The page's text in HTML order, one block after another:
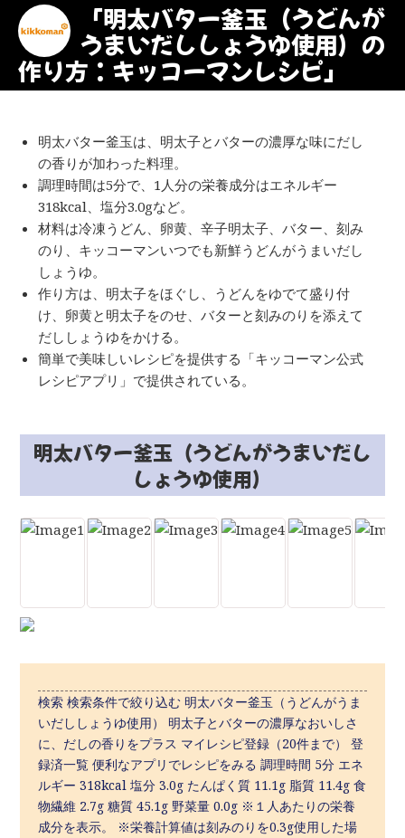
「明太バター釜玉（うどんが
うまいだししょうゆ使用）の
作り方：キッコーマンレシピ」
明太バター釜玉は、明太子とバターの濃厚な味にだし
の香りが加わった料理。
調理時間は5分で、1人分の栄養成分はエネルギー
318kcal、塩分3.0gなど。
材料は冷凍うどん、卵黄、辛子明太子、バター、刻み
のり、キッコーマンいつでも新鮮うどんがうまいだし
しょうゆ。
作り方は、明太子をほぐし、うどんをゆでて盛り付
け、卵黄と明太子をのせ、バターと刻みのりを添えて
だししょうゆをかける。
簡単で美味しいレシピを提供する「キッコーマン公式
レシピアプリ」で提供されている。
明太バター釜玉（うどんがうまいだし
しょうゆ使用）
検索 検索条件で絞り込む 明太バター釜玉（うどんがうま
いだししょうゆ使用） 明太子とバターの濃厚なおいしさ
に、だしの香りをプラス マイレシピ登録（20件まで） 登
録済一覧 便利なアプリでレシピをみる 調理時間 5分 エネ
ルギー 318kcal 塩分 3.0g たんぱく質 11.1g 脂質 11.4g 食
物繊維 2.7g 糖質 45.1g 野菜量 0.0g ※１人あたりの栄養
成分を表示。 ※栄養計算値は刻みのりを0.3g使用した場